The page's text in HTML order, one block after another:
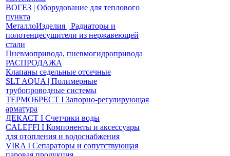
ВОГЕЗ | Оборудование для теплового
пункта
МеталлоИзделия | Радиаторы и
полотенцесушители из нержавеющей
стали
Пневмопривода, пневмогидропривода
РАСПРОДАЖА
Клапаны седельные отсечные
SLT AQUA | Полимерные
трубопроводные системы
ТЕРМОБРЕСТ І Запорно-регулирующая
арматура
ДЕКАСТ І Счетчики воды
CALEFFI І Компоненты и аксессуары
для отопления и водоснабжения
VIRA І Сепараторы и сопутствующая